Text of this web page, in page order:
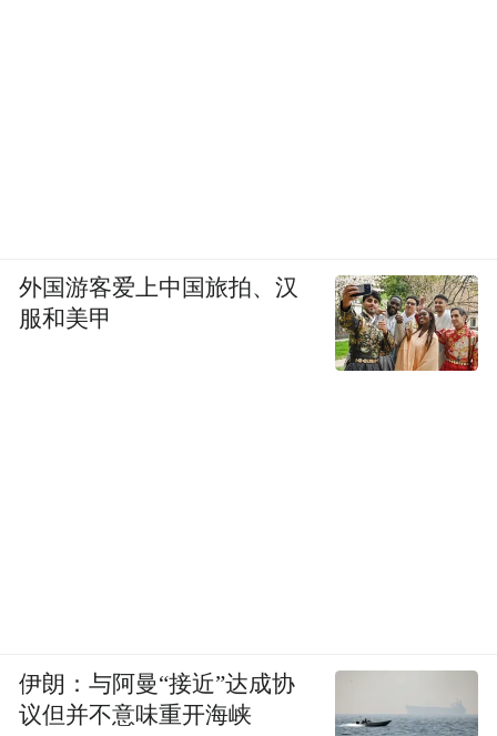
外国游客爱上中国旅拍、汉
服和美甲
伊朗：与阿曼“接近”达成协
议但并不意味重开海峡